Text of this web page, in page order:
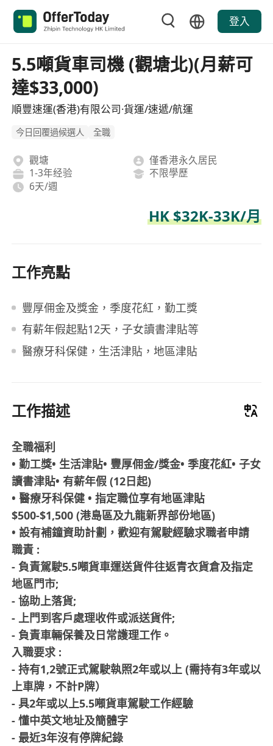
登入
5.5噸貨車司機 (觀塘北)(月薪可
達$33,000)
順豐速運(香港)有限公司·貨運/速遞/航運
今日回覆過候選人 全職
觀塘
僅香港永久居民
1-3年经验
不限學歷
6天/週
HK $32K-33K/月
工作亮點
豐厚佣金及獎金，季度花紅，勤工獎
有薪年假起點12天，子女讀書津貼等
醫療牙科保健，生活津貼，地區津貼
工作描述
全職福利
• 勤工獎• 生活津貼• 豐厚佣金/獎金• 季度花紅• 子女
讀書津貼• 有薪年假 (12日起)
• 醫療牙科保健 • 指定職位享有地區津貼
$500-$1,500 (港島區及九龍新界部份地區)
• 設有補鐘資助計劃，歡迎有駕駛經驗求職者申請
職責 :
- 負責駕駛5.5噸貨車運送貨件往返青衣貨倉及指定
地區門市;
- 協助上落貨;
- 上門到客戶處理收件或派送貨件;
- 負責車輛保養及日常護理工作。
入職要求 :
- 持有1,2號正式駕駛執照2年或以上 (需持有3年或以
上車牌，不計P牌）
- 具2年或以上5.5噸貨車駕駛工作經驗
- 懂中英文地址及簡體字
- 最近3年沒有停牌紀錄